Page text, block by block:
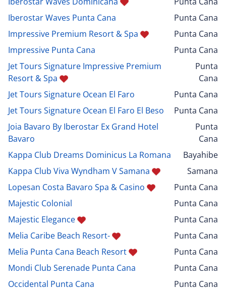
Iberostar Waves Punta Cana
Punta Cana
Impressive Premium Resort & Spa
Punta Cana
Impressive Punta Cana
Punta Cana
Jet Tours Signature Impressive Premium
Resort & Spa
Punta
Cana
Jet Tours Signature Ocean El Faro
Punta Cana
Jet Tours Signature Ocean El Faro El Beso
Punta Cana
Joia Bavaro By Iberostar Ex Grand Hotel
Bavaro
Punta
Cana
Kappa Club Dreams Dominicus La Romana
Bayahibe
Kappa Club Viva Wyndham V Samana
Samana
Lopesan Costa Bavaro Spa & Casino
Punta Cana
Majestic Colonial
Punta Cana
Majestic Elegance
Punta Cana
Melia Caribe Beach Resort-
Punta Cana
Melia Punta Cana Beach Resort
Punta Cana
Mondi Club Serenade Punta Cana
Punta Cana
Occidental Punta Cana
Punta Cana